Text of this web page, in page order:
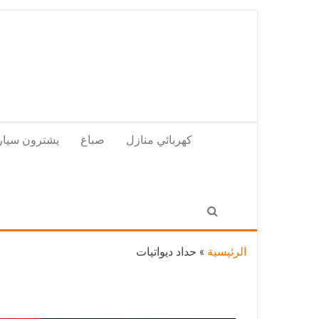
يشترون صباغ كهربائي منازل
الرئيسية » حداد ديواتيات